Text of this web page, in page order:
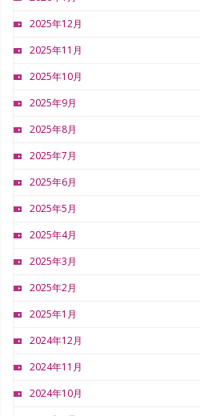
2025年12月
2025年11月
2025年10月
2025年9月
2025年8月
2025年7月
2025年6月
2025年5月
2025年4月
2025年3月
2025年2月
2025年1月
2024年12月
2024年11月
2024年10月